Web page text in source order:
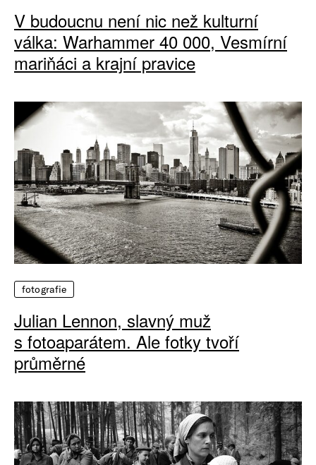
V budoucnu není nic než kulturní
válka: Warhammer 40 000, Vesmírní
mariňáci a krajní pravice
fotografie
Julian Lennon, slavný muž
s fotoaparátem. Ale fotky tvoří
průměrné